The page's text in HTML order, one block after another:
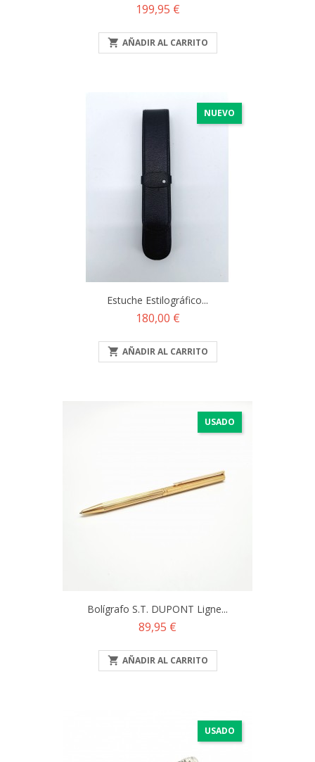
Precio
199,95 €
 AÑADIR AL CARRITO
NUEVO
Estuche Estilográfico...
Precio
180,00 €
 AÑADIR AL CARRITO
USADO
Bolígrafo S.T. DUPONT Ligne...
Precio
89,95 €
 AÑADIR AL CARRITO
USADO